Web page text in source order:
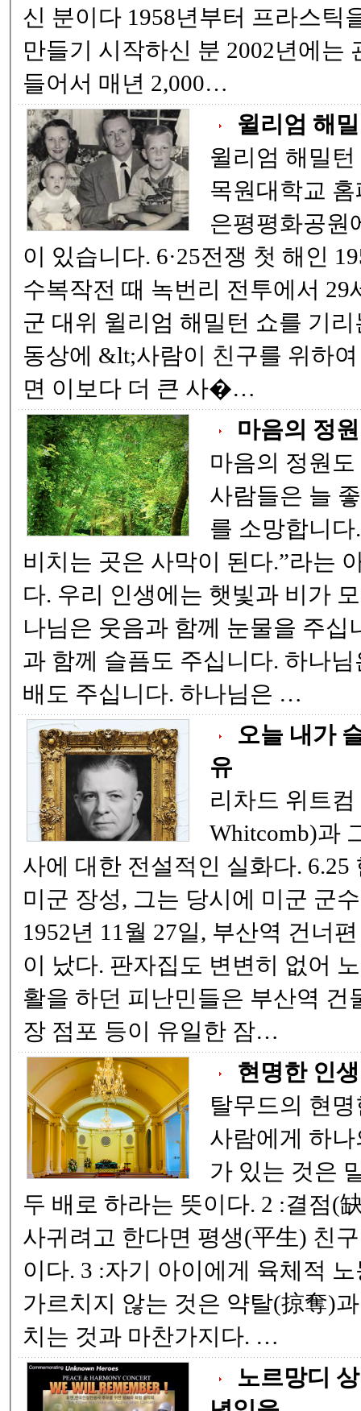
신 분이다 1958년부터 프라스틱을 주워서 양동이를
만들기 시작하신 분 2002년에는 관정 장학 재단을 마
들어서 매년 2,000…
윌리엄 해
윌리엄 해밀
목원대학교 홈페이지
은평평화공원
이 있습니다. 6·25전쟁 첫 해인 1950년 9월 22일 서울
수복작전 때 녹번리 전투에서 29
군 대위 윌리엄 해밀턴 쇼를 기
동상에 &lt;사람이 친구를 위하
면 이보다 더 큰 사�…
마음의 정원
마음의 정원
사람들은 늘
를 소망합니다. 그러나 "햇빛이
비치는 곳은 사막이 된다.”라는
다. 우리 인생에는 햇빛과 비가 모두 필요합니다. 하
나님은 웃음과 함께 눈물을 주십
과 함께 슬픔도 주십니다. 하나
배도 주십니다. 하나님은 …
오늘 내가
유
리차드 위트컴
Whitcomb)과
사에 대한 전설적인 실화다. 6.25 한국전쟁에 참전한
미군 장성, 그는 당시에 미군 군수사령관이었다.
1952년 11월 27일, 부산역 건너
이 났다. 판자집도 변변히 없어 노숙자에 가까운 생
활을 하던 피난민들은 부산역 건
장 점포 등이 유일한 잠…
현명한 인
탈무드의 현명
사람에게 하
가 있는 것은
두 배로 하라는 뜻이다. 2 :결점(缺點)이 없는 친구를
사귀려고 한다면 평생(平生) 친
이다. 3 :자기 아이에게 육체적 노동(肉體的 勞動)을
가르치지 않는 것은 약탈(掠奪)
치는 것과 마찬가지다. …
노르망디